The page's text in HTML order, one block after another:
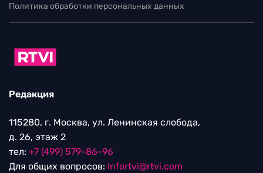
Политика обработки персональных данных
Редакция
115280, г. Москва, ул. Ленинская слобода,
д. 26, этаж 2
тел: +7 (499) 579-86-96
Для общих вопросов: Infortvi@rtvi.com